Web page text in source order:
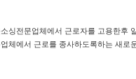
소싱전문업체에서 근로자를 고용한후
체에서 근로를 종사하도록하는 새로